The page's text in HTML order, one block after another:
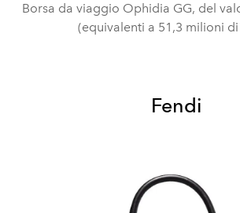
Borsa da viaggio Ophidia GG, del
(equivalenti a 51,3 milioni di
Fendi